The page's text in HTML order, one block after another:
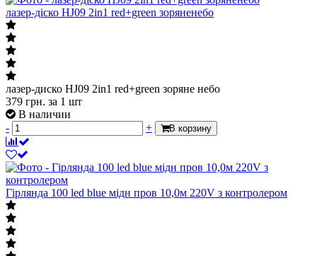
лазер-діско HJ09 2in1 red+green зоряненебо
лазер-диско HJ09 2in1 red+green зоряне небо
379 грн. за 1 шт
В наличии
-
+ В корзину
Гірлянда 100 led blue мідн пров 10,0м 220V з контролером